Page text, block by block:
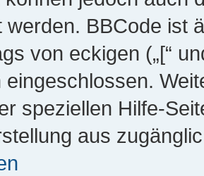
werden. BBCode ist
von eckigen („[“
eingeschlossen.
speziellen Hilfe-
aus